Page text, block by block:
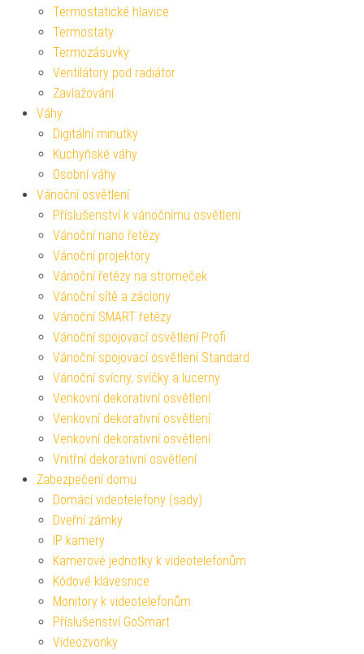
Termostatické hlavice
Termostaty
Termozásuvky
Ventilátory pod radiátor
Zavlažování
Váhy
Digitální minutky
Kuchyňské váhy
Osobní váhy
Vánoční osvětlení
Příslušenství k vánočnímu osvětlení
Vánoční nano řetězy
Vánoční projektory
Vánoční řetězy na stromeček
Vánoční sítě a záclony
Vánoční SMART řetězy
Vánoční spojovací osvětlení Profi
Vánoční spojovací osvětlení Standard
Vánoční svícny, svíčky a lucerny
Venkovní dekorativní osvětlení
Venkovní dekorativní osvětlení
Venkovní dekorativní osvětlení
Vnitřní dekorativní osvětlení
Zabezpečení domu
Domácí videotelefony (sady)
Dveřní zámky
IP kamery
Kamerové jednotky k videotelefonům
Kódové klávesnice
Monitory k videotelefonům
Příslušenství GoSmart
Videozvonky